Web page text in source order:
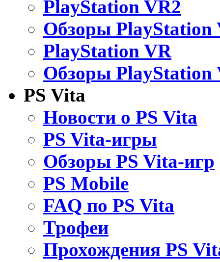
PlayStation VR2
Обзоры PlayStation
PlayStation VR
Обзоры PlayStation
PS Vita
Новости о PS Vita
PS Vita-игры
Обзоры PS Vita-игр
PS Mobile
FAQ по PS Vita
Трофеи
Прохождения PS